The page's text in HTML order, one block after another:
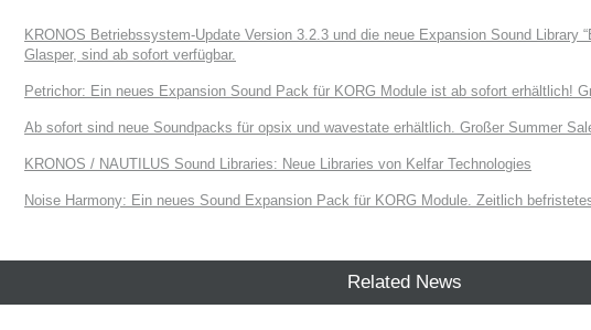
KRONOS Betriebssystem-Update Version 3.2.3 und die neue Expansion Sound Library
Glasper, sind ab sofort verfügbar.
Petrichor: Ein neues Expansion Sound Pack für KORG Module ist ab sofort erhältlich!
Ab sofort sind neue Soundpacks für opsix und wavestate erhältlich. Großer Summer
KRONOS / NAUTILUS Sound Libraries: Neue Libraries von Kelfar Technologies
Noise Harmony: Ein neues Sound Expansion Pack für KORG Module. Zeitlich
Related News